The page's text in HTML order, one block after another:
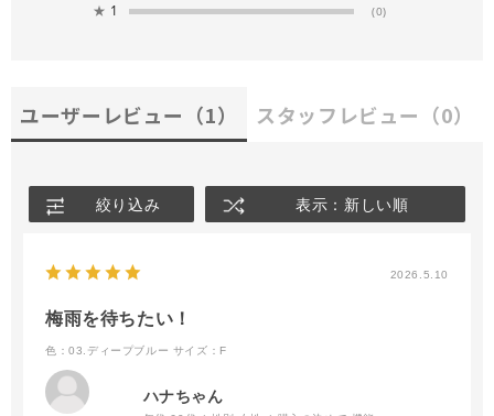
★ 1 (0)
ユーザーレビュー （1） スタッフレビュー （0）
絞り込み 表示：新しい順
2026.5.10
梅雨を待ちたい！
色：03.ディープブルー サイズ：F
ハナちゃん